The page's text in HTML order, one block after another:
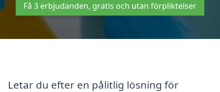
Få 3 erbjudanden, gratis och utan förpliktelser
Letar du efter en pålitlig lösning för